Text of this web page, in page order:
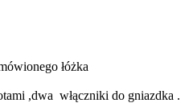
łóżka
,dwa włączniki do gniazdka .